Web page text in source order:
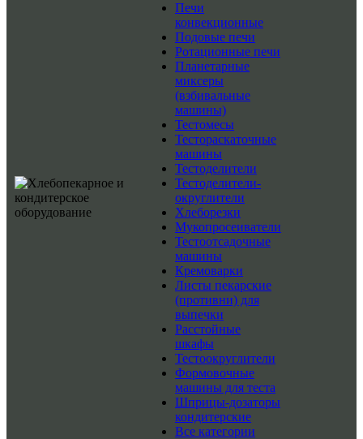
Печи
конвекционные
Подовые печи
Ротационные печи
Планетарные
миксеры
(взбивальные
машины)
Тестомесы
Тестораскаточные
машины
Тестоделители
Тестоделители-
округлители
Хлеборезки
Мукопросеиватели
Тестоотсадочные
машины
Кремоварки
Листы пекарские
(противни) для
выпечки
Расстойные
шкафы
Тестоокруглители
Формовочные
машины для теста
Шприцы-дозаторы
кондитерские
Все категории